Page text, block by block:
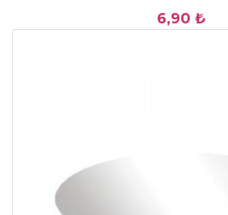
6,90 ₺